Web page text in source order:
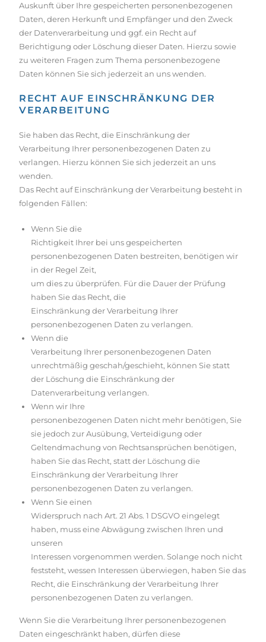
Auskunft über Ihre gespeicherten personenbezogenen
Daten, deren Herkunft und Empfänger und den Zweck
der Datenverarbeitung und ggf. ein Recht auf
Berichtigung oder Löschung dieser Daten. Hierzu sowie
zu weiteren Fragen zum Thema personenbezogene
Daten können Sie sich jederzeit an uns wenden.
RECHT AUF EINSCHRÄNKUNG DER
VERARBEITUNG
Sie haben das Recht, die Einschränkung der
Verarbeitung Ihrer personenbezogenen Daten zu
verlangen. Hierzu können Sie sich jederzeit an uns
wenden.
Das Recht auf Einschränkung der Verarbeitung besteht in
folgenden Fällen:
Wenn Sie die
Richtigkeit Ihrer bei uns gespeicherten
personenbezogenen Daten bestreiten, benötigen wir
in der Regel Zeit,
um dies zu überprüfen. Für die Dauer der Prüfung
haben Sie das Recht, die
Einschränkung der Verarbeitung Ihrer
personenbezogenen Daten zu verlangen.
Wenn die
Verarbeitung Ihrer personenbezogenen Daten
unrechtmäßig geschah/geschieht, können Sie statt
der Löschung die Einschränkung der
Datenverarbeitung verlangen.
Wenn wir Ihre
personenbezogenen Daten nicht mehr benötigen, Sie
sie jedoch zur Ausübung, Verteidigung oder
Geltendmachung von Rechtsansprüchen benötigen,
haben Sie das Recht, statt der Löschung die
Einschränkung der Verarbeitung Ihrer
personenbezogenen Daten zu verlangen.
Wenn Sie einen
Widerspruch nach Art. 21 Abs. 1 DSGVO eingelegt
haben, muss eine Abwägung zwischen Ihren und
unseren
Interessen vorgenommen werden. Solange noch nicht
feststeht, wessen Interessen überwiegen, haben Sie das
Recht, die Einschränkung der Verarbeitung Ihrer
personenbezogenen Daten zu verlangen.
Wenn Sie die Verarbeitung Ihrer personenbezogenen
Daten eingeschränkt haben, dürfen diese